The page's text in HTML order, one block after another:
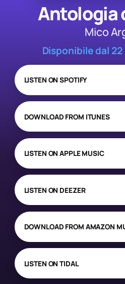
Antologia
Mico
Disponibile dal
LISTEN ON SPOTIFY
DOWNLOAD FROM ITUNES
LISTEN ON APPLE MUSIC
LISTEN ON DEEZER
DOWNLOAD FROM AMAZON
LISTEN ON TIDAL